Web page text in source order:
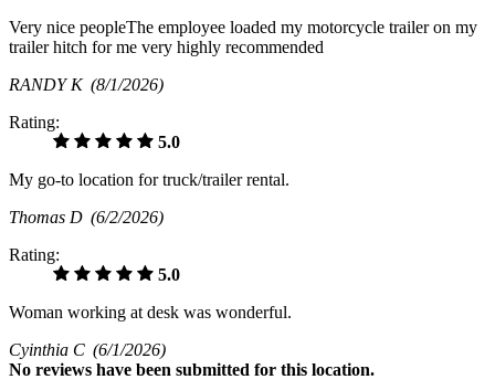
Very nice peopleThe employee loaded my motorcycle trailer on my
trailer hitch for me very highly recommended
RANDY K (8/1/2026)
Rating:
5.0
My go-to location for truck/trailer rental.
Thomas D (6/2/2026)
Rating:
5.0
Woman working at desk was wonderful.
Cyinthia C (6/1/2026)
No reviews have been submitted for this location.